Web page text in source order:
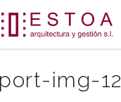
img-12